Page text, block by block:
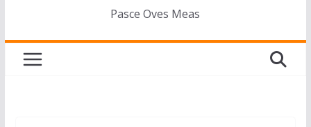
Pasce Oves Meas